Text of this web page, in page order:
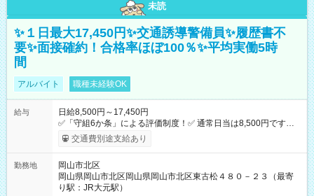
未読
✨１日最大17,450円✨交通誘導警備員✨履歴書不
要✨面接確約！合格率ほぼ100％✨平均実働5時
間
アルバイト 職種未経験OK
給与
日給8,500円～17,450円
✅「守組6か条」による評価制度！✅ 通常日当は8,500円ですが
上記評価制度により「S級隊員」と認定されれば10,000円の日当
を支給します。 (1)上記勤務者が交通2級資格者の場合10,000円
14,375円 (3)上記現場が日祝深夜の場合 17,250円 (4)上記勤務
者が現場までの運転者の場合17,250+200円＝17,450円 -----------
------------------------------- *最高日当額 17,450円* （実働時間5
交通費別途支給あり
勤務地
岡山市北区
岡山県岡山市北区岡山県岡山市北区東古松４８０－２３（最寄
り駅：JR大元駅）